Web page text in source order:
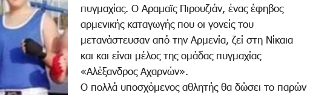
πυγμαχίας. Ο Αραμαϊς Πιρουζιάν, ένας έφηβος
αρμενικής καταγωγής που οι γονείς του
μετανάστευσαν από την Αρμενία, ζεί στη Νίκαια
και και είναι μέλος της ομάδας πυγμαχίας
«Αλέξανδρος Αχαρνών».
Ο πολλά υποσχόμενος αθλητής θα δώσει το παρών